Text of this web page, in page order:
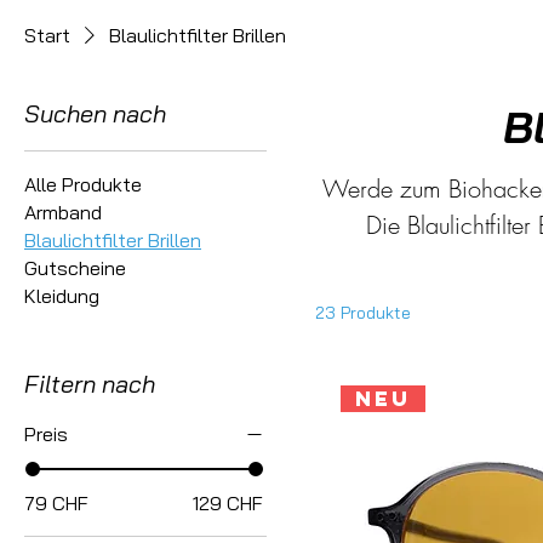
Start Blaulichtfilter Brillen
Suchen nach
Alle Produkte
Armband
Blaulichtfilter Brillen
Gutscheine
Kleidung
Filtern nach
Preis
79 CHF 129 CHF
Werde zum
Die Blaulichtfilter
Computer oder
23 Produkte
Neu